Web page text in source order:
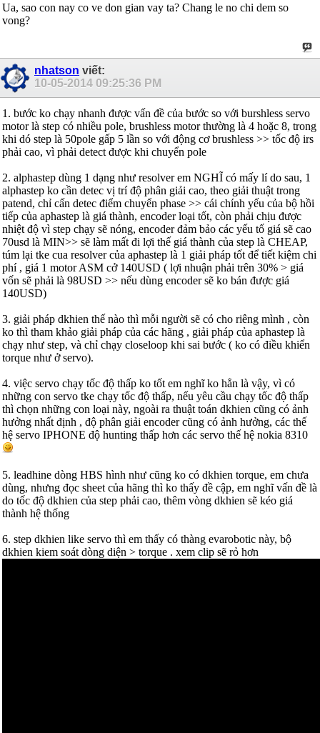
Ua, sao con nay co ve don gian vay ta? Chang le no chi dem so
vong?
nhatson viết:
10-05-2014 09:25:36 PM
1. bước ko chạy nhanh được vấn đề của bước so với burshless servo
motor là step có nhiều pole, brushless motor thường là 4 hoặc 8, trong
khi dó step là 50pole gấp 5 lần so với động cơ brushless >> tốc độ irs
phải cao, vì phải detect được khi chuyển pole
2. alphastep dùng 1 dạng như resolver em NGHĨ có mấy lí do sau, 1
alphastep ko cần detec vị trí độ phân giải cao, theo giải thuật trong
patend, chỉ cấn detec điểm chuyển phase >> cái chính yếu của bộ hồi
tiếp của aphastep là giá thành, encoder loại tốt, còn phải chịu được
nhiệt độ vì step chạy sẽ nóng, encoder đảm bảo các yếu tố giá sẽ cao
70usd là MIN>> sẽ làm mất đi lợi thế giá thành của step là CHEAP,
túm lại tke cua resolver của aphastep là 1 giải pháp tốt để tiết kiệm chi
phí , giá 1 motor ASM cở 140USD ( lợi nhuận phải trên 30% > giá
vốn sẽ phải là 98USD >> nếu dùng encoder sẽ ko bán được giá
140USD)
3. giải pháp dkhien thế nào thì mỗi người sẽ có cho riêng mình , còn
ko thì tham khảo giải pháp của các hãng , giải pháp của aphastep là
chạy như step, và chỉ chạy closeloop khi sai bước ( ko có điều khiển
torque như ở servo).
4. việc servo chạy tốc độ thấp ko tốt em nghĩ ko hẳn là vậy, vì có
những con servo tke chạy tốc độ thấp, nếu yêu cầu chạy tốc độ thấp
thì chọn những con loại này, ngoài ra thuật toán dkhien cũng có ảnh
hưởng nhất định , độ phân giải encoder cũng có ảnh hưởng, các thế
hệ servo IPHONE độ hunting thấp hơn các servo thế hệ nokia 8310
5. leadhine dòng HBS hình như cũng ko có dkhien torque, em chưa
dùng, nhưng đọc sheet của hãng thì ko thấy đề cập, em nghĩ vấn đề là
do tốc độ dkhien của step phải cao, thêm vòng dkhien sẽ kéo giá
thành hệ thống
6. step dkhien like servo thì em thấy có thàng evarobotic này, bộ
dkhien kiem soát dòng diện > torque . xem clip sẽ rỏ hơn